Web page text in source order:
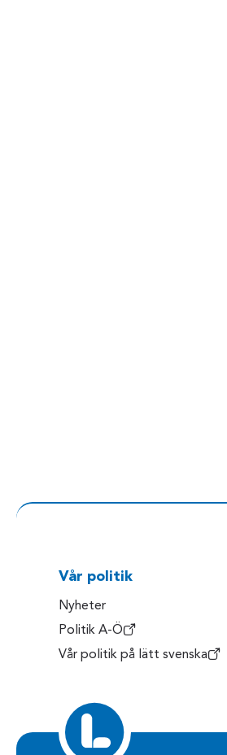
Vår politik
Nyheter
Politik A-Ö
Vår politik på lätt svenska